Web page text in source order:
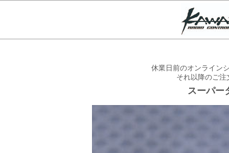
休業日前のオンライン
それ以降のご
スーパ